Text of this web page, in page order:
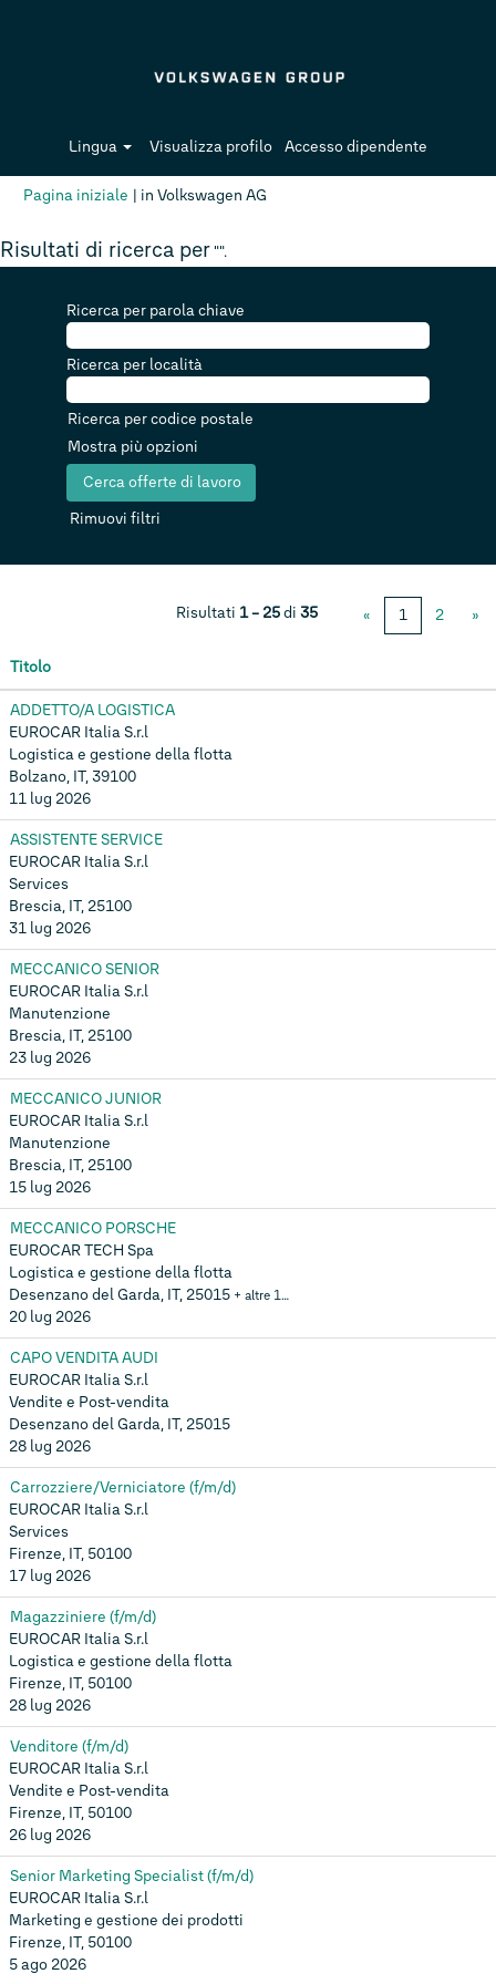
Lingua Visualizza profilo Accesso dipendente
Pagina iniziale | in Volkswagen AG
Risultati di ricerca per "".
Ricerca per parola chiave
Ricerca per località
Ricerca per codice postale
Mostra più opzioni
Rimuovi filtri
Risultati 1 – 25di 35 « 1 2 »
Titolo
ADDETTO/A LOGISTICA
EUROCAR Italia S.r.l
Logistica e gestione della flotta
Bolzano, IT, 39100
11 lug 2026
ASSISTENTE SERVICE
EUROCAR Italia S.r.l
Services
Brescia, IT, 25100
31 lug 2026
MECCANICO SENIOR
EUROCAR Italia S.r.l
Manutenzione
Brescia, IT, 25100
23 lug 2026
MECCANICO JUNIOR
EUROCAR Italia S.r.l
Manutenzione
Brescia, IT, 25100
15 lug 2026
MECCANICO PORSCHE
EUROCAR TECH Spa
Logistica e gestione della flotta
Desenzano del Garda, IT, 25015 + altre 1…
20 lug 2026
CAPO VENDITA AUDI
EUROCAR Italia S.r.l
Vendite e Post-vendita
Desenzano del Garda, IT, 25015
28 lug 2026
Carrozziere/Verniciatore (f/m/d)
EUROCAR Italia S.r.l
Services
Firenze, IT, 50100
17 lug 2026
Magazziniere (f/m/d)
EUROCAR Italia S.r.l
Logistica e gestione della flotta
Firenze, IT, 50100
28 lug 2026
Venditore (f/m/d)
EUROCAR Italia S.r.l
Vendite e Post-vendita
Firenze, IT, 50100
26 lug 2026
Senior Marketing Specialist (f/m/d)
EUROCAR Italia S.r.l
Marketing e gestione dei prodotti
Firenze, IT, 50100
5 ago 2026